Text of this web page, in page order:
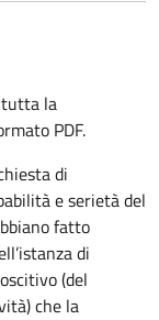
tutta la
PDF.
di
e serietà del
fatto
di
(del
che la